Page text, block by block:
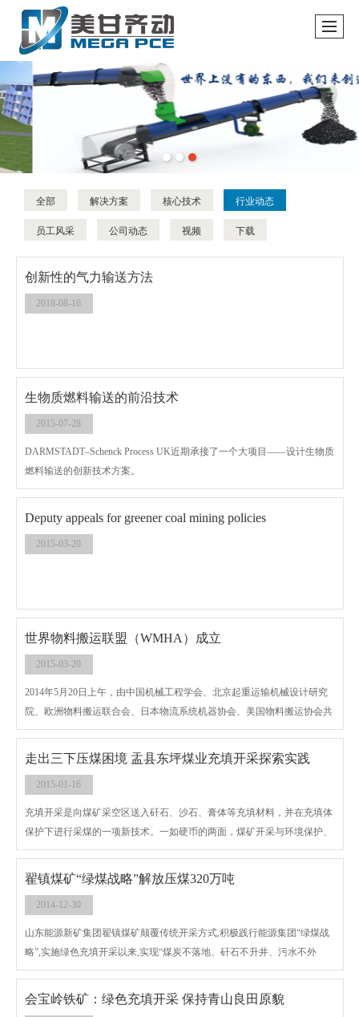
全部 解决方案 核心技术 行业动态
员工风采 公司动态 视频 下载
创新性的气力输送方法
2018-08-16
生物质燃料输送的前沿技术
2015-07-28
DARMSTADT–Schenck Process UK近期承接了一个大项目——设计生物质
燃料输送的创新技术方案。
Deputy appeals for greener coal mining policies
2015-03-20
世界物料搬运联盟（WMHA）成立
2015-03-20
2014年5月20日上午，由中国机械工程学会、北京起重运输机械设计研究
院、欧洲物料搬运联合会、日本物流系统机器协会、美国物料搬运协会共
同发起的世界物料搬运联盟（World Materials Handling Alliance，WMHA）
在德国汉诺威召开了第二次正式会议。
走出三下压煤困境 盂县东坪煤业充填开采探索实践
2015-01-16
充填开采是向煤矿采空区送入矸石、沙石、膏体等充填材料，并在充填体
保护下进行采煤的一项新技术。一如硬币的两面，煤矿开采与环境保护、
煤矿开采与城市发展、煤矿开采与水资源保护等问题一直在矛盾中纠结，
如何才能实现经济发展和环境保护和谐共生，本报今日刊登盂县东坪煤业
用。
翟镇煤矿“绿煤战略”解放压煤320万吨
2014-12-30
山东能源新矿集团翟镇煤矿颠覆传统开采方式,积极践行能源集团“绿煤战
略”,实施绿色充填开采以来,实现“煤炭不落地、矸石不升井、污水不外
排、采场不产尘、采动不影响、资源不浪费”的目标,入选首批国(guo)家级
绿色矿山试点单位。
会宝岭铁矿：绿色充填开采 保持青山良田原貌